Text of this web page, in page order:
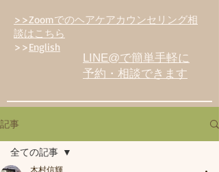
>>Zoomでのヘアケアカウンセリング相
談はこちら
>>English
LINE@で簡単手軽に
予約・相談できます
記事
全ての記事
木村信輝